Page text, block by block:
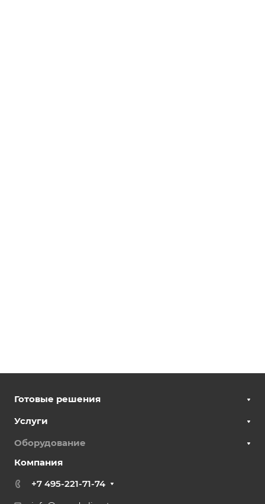
Готовые решения
Услуги
Оборудование
Компания
+7 495-221-71-74